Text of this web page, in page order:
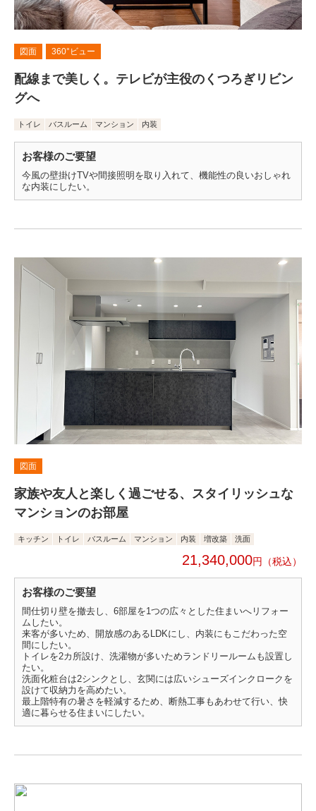
図面 360°ビュー
配線まで美しく。テレビが主役のくつろぎリビン
グへ
トイレ バスルーム マンション 内装
お客様のご要望
今風の壁掛けTVや間接照明を取り入れて、機能性の良いおしゃれ
な内装にしたい。
図面
家族や友人と楽しく過ごせる、スタイリッシュな
マンションのお部屋
キッチン トイレ バスルーム マンション 内装 増改築 洗面
21,340,000円
お客様のご要望
間仕切り壁を撤去し、6部屋を1つの広々とした住まいへリフォー
ムしたい。
来客が多いため、開放感のあるLDKにし、内装にもこだわった空
間にしたい。
トイレを2カ所設け、洗濯物が多いためランドリールームも設置し
たい。
洗面化粧台は2シンクとし、玄関には広いシューズインクロークを
設けて収納力を高めたい。
最上階特有の暑さを軽減するため、断熱工事もあわせて行い、快
適に暮らせる住まいにしたい。